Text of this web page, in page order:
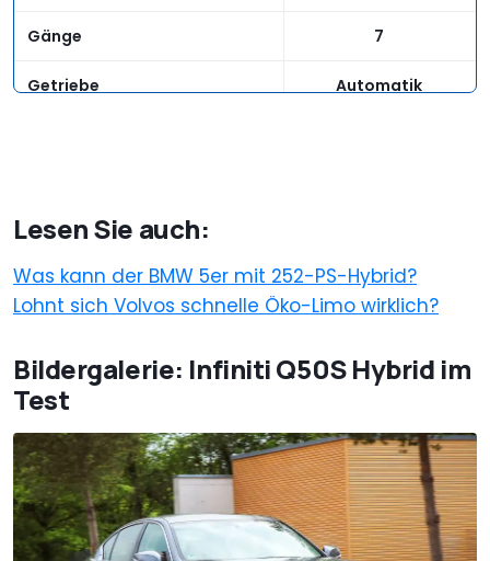
Gänge 7
Getriebe Automatik
Räder, Reifen vorn
Räder, Reifen hinten 245/40 F19
Maße und Gewichte
Länge in mm 4.810
Breite in mm 1.820
Höhe in mm 1.445
Lesen Sie auch:
Was kann der BMW 5er mit 252-PS-Hybrid?
Lohnt sich Volvos schnelle Öko-Limo wirklich?
Bildergalerie: Infiniti Q50S Hybrid im
Test